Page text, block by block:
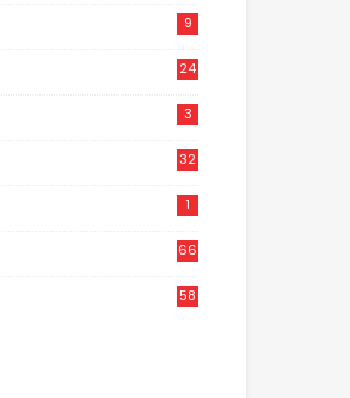
9
24
3
32
1
66
58